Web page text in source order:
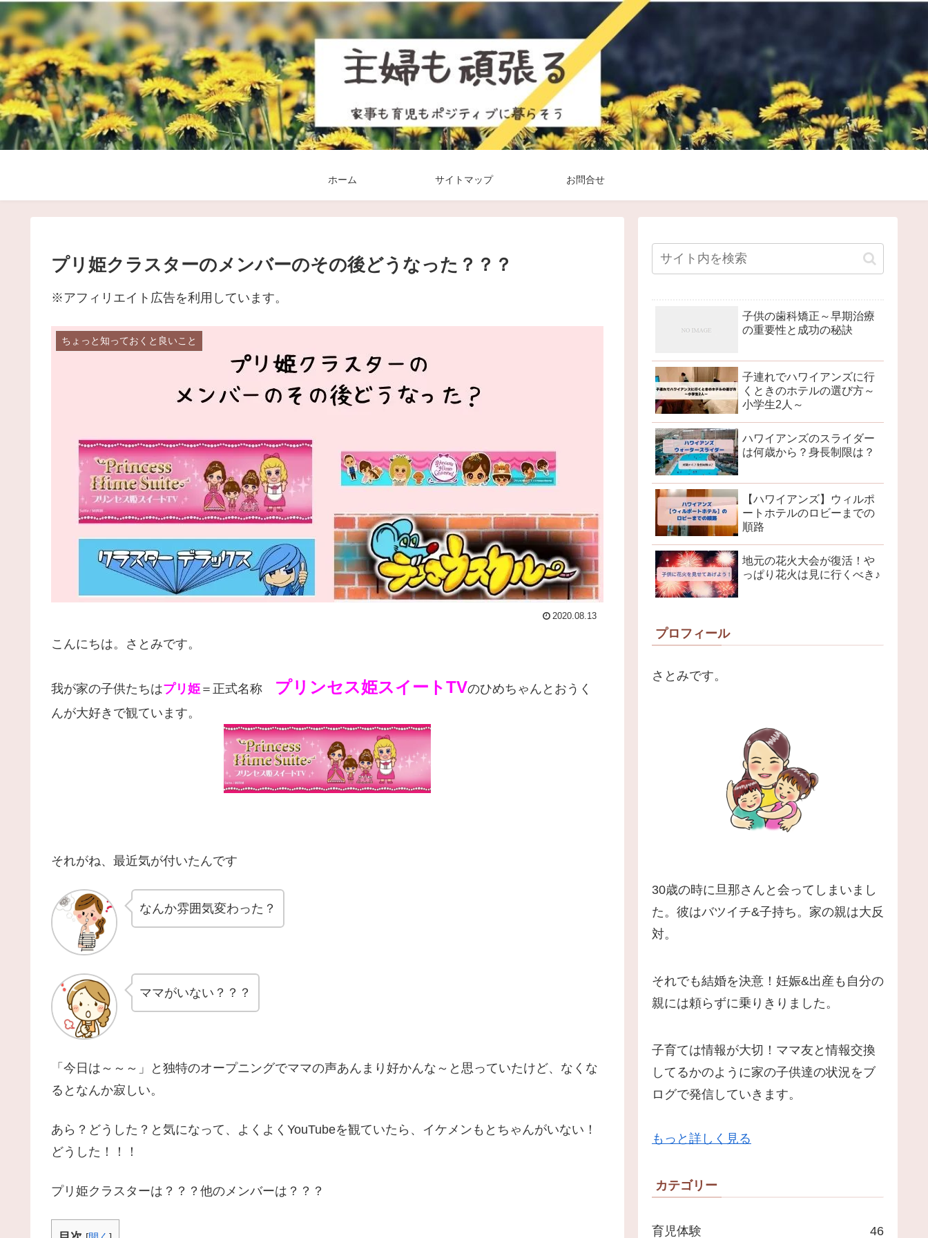
ホーム サイトマップ お問合せ
プリ姫クラスターのメンバーのその後どうなった？？？
※アフィリエイト広告を利用しています。
ちょっと知っておくと良いこと
2020.08.13
こんにちは。さとみです。
我が家の子供たちはプリ姫 ＝正式名称 プリンセス姫スイートTVのひめちゃんとおうく
んが大好きで観ています。
それがね、最近気が付いたんです
なんか雰囲気変わった？
ママがいない？？？
「今日は～～～」と独特のオープニングでママの声あんまり好かんな～と思っていたけど、なくな
るとなんか寂しい。
あら？どうした？と気になって、よくよくYouTubeを観ていたら、イケメンもとちゃんがいない！
どうした！！！
プリ姫クラスターは？？？他のメンバーは？？？
子供の歯科矯正～早期治療
の重要性と成功の秘訣
子連れでハワイアンズに行
くときのホテルの選び方～
小学生2人～
ハワイアンズのスライダー
は何歳から？身長制限は？
【ハワイアンズ】ウィルポ
ートホテルのロビーまでの
順路
地元の花火大会が復活！や
っぱり花火は見に行くべき♪
プロフィール
さとみです。
30歳の時に旦那さんと会ってしまいまし
た。彼はバツイチ&子持ち。家の親は大反
対。
それでも結婚を決意！妊娠&出産も自分の
親には頼らずに乗りきりました。
子育ては情報が大切！ママ友と情報交換
してるかのように家の子供達の状況をブ
ログで発信していきます。
もっと詳しく見る
カテゴリー
育児体験 46